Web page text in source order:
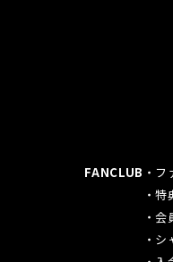
FANCLUB
フ
特
会
シ